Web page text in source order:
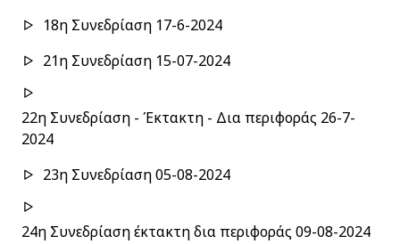
18η Συνεδρίαση 17-6-2024
21η Συνεδρίαση 15-07-2024
22η Συνεδρίαση - Έκτακτη - Δια περιφοράς 26-7-
2024
23η Συνεδρίαση 05-08-2024
24η Συνεδρίαση έκτακτη δια περιφοράς 09-08-2024